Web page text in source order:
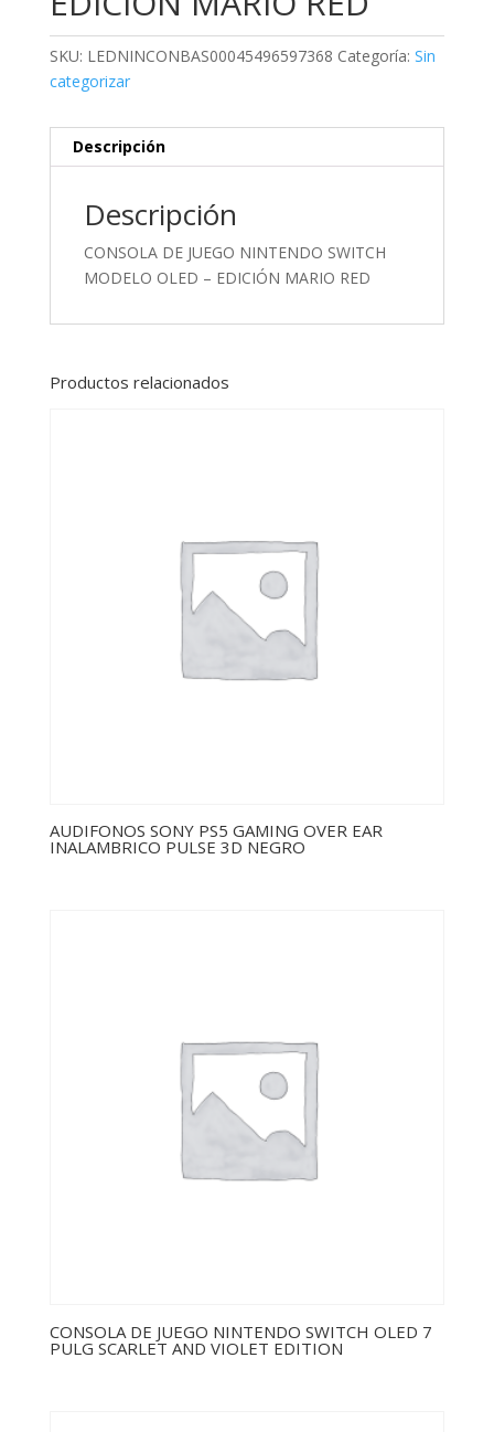
SKU: LEDNINCONBAS00045496597368 Categoría: Sin
categorizar
Descripción
Descripción
CONSOLA DE JUEGO NINTENDO SWITCH
MODELO OLED – EDICIÓN MARIO RED
Productos relacionados
AUDIFONOS SONY PS5 GAMING OVER EAR
INALAMBRICO PULSE 3D NEGRO
CONSOLA DE JUEGO NINTENDO SWITCH OLED 7
PULG SCARLET AND VIOLET EDITION